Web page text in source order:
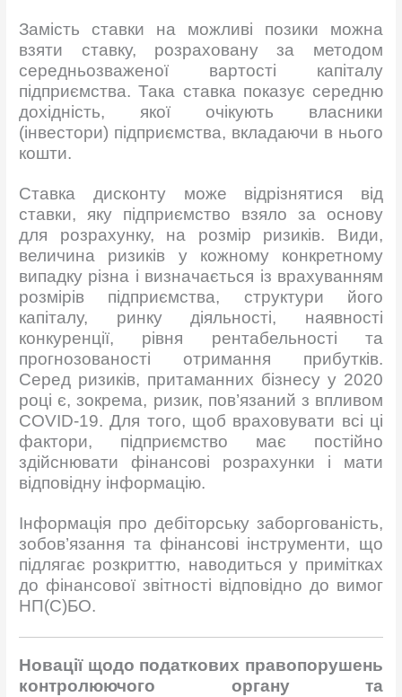
Замість ставки на можливі позики можна
взяти ставку, розраховану за методом
середньозваженої вартості капіталу
підприємства. Така ставка показує середню
дохідність, якої очікують власники
(інвестори) підприємства, вкладаючи в нього
кошти.
Ставка дисконту може відрізнятися від
ставки, яку підприємство взяло за основу
для розрахунку, на розмір ризиків. Види,
величина ризиків у кожному конкретному
випадку різна і визначається із врахуванням
розмірів підприємства, структури його
капіталу, ринку діяльності, наявності
конкуренції, рівня рентабельності та
прогнозованості отримання прибутків.
Серед ризиків, притаманних бізнесу у 2020
році є, зокрема, ризик, пов’язаний з впливом
СOVID-19. Для того, щоб враховувати всі ці
фактори, підприємство має постійно
здійснювати фінансові розрахунки і мати
відповідну інформацію.
Інформація про дебіторську заборгованість,
зобов’язання та фінансові інструменти, що
підлягає розкриттю, наводиться у примітках
до фінансової звітності відповідно до вимог
НП(С)БО.
Новації щодо податкових правопорушень
контролюючого органу та